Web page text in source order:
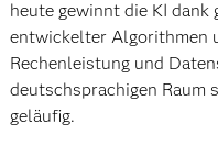
heute gewinnt die KI dank
entwickelter Algorithmen
Rechenleistung und
deutschsprachigen Raum
geläufig.